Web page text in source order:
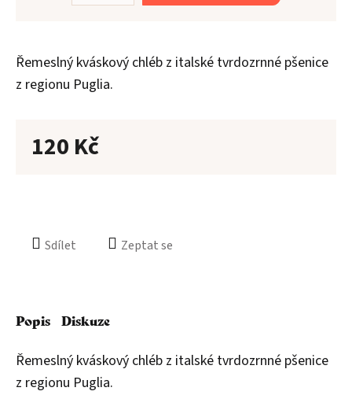
120 Kč
Řemeslný kváskový chléb z italské tvrdozrnné pšenice
z regionu Puglia.
Zeptat se
Sdílet
Popis Diskuze
Řemeslný kváskový chléb z italské tvrdozrnné pšenice
z regionu Puglia.